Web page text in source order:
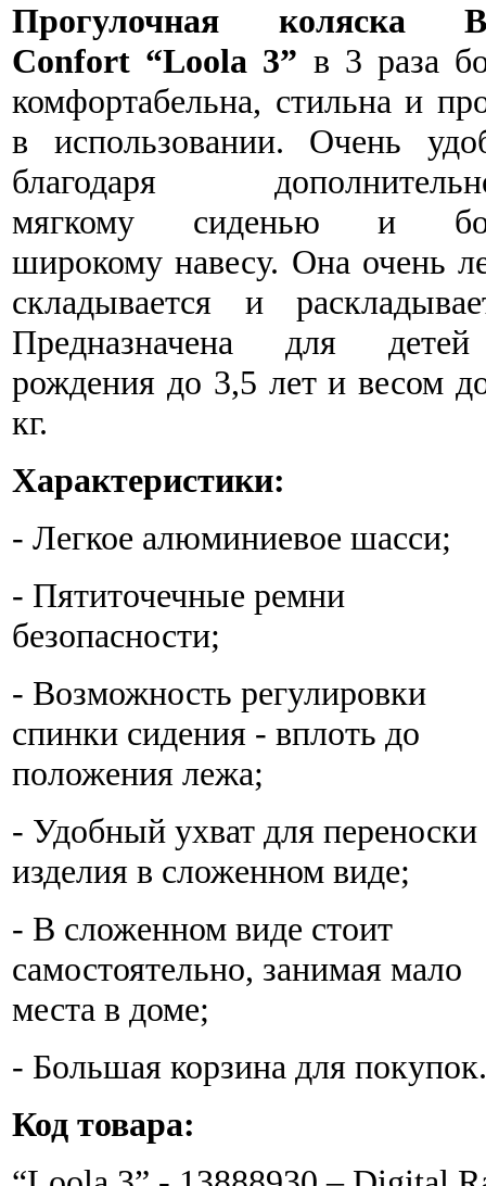
Прогулочная коляска
Confort “Loola 3” в 3 раза
комфортабельна, стильна и
в использовании. Очень
благодаря
мягкому сиденью и
широкому навесу. Она очень
складывается и
Предназначена для
рождения до 3,5 лет и весом
кг.
Характеристики:
- Легкое алюминиевое шасси;
- Пятиточечные ремни
безопасности;
- Возможность регулировки
спинки сидения - вплоть до
положения лежа;
- Удобный ухват для переноски
изделия в сложенном виде;
- В сложенном виде стоит
самостоятельно, занимая мало
места в доме;
- Большая корзина для покупок.
Код товара: